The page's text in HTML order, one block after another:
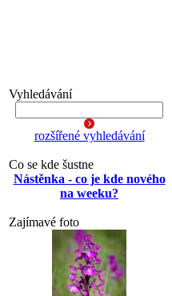
Vyhledávání
rozšířené vyhledávání
Co se kde šustne
Nástěnka - co je kde nového
na weeku?
Zajímavé foto